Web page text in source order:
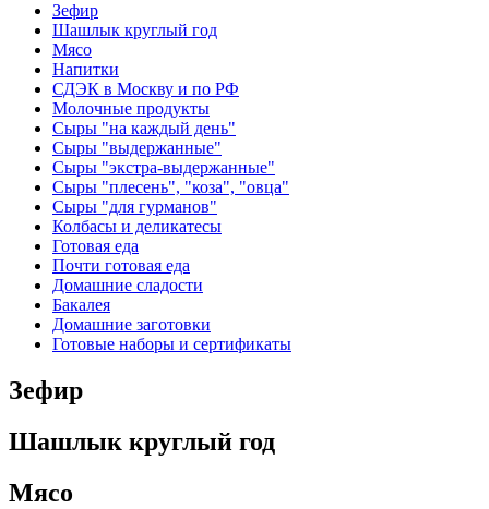
Зефир
Шашлык круглый год
Мясо
Напитки
СДЭК в Москву и по РФ
Молочные продукты
Сыры "на каждый день"
Сыры "выдержанные"
Сыры "экстра-выдержанные"
Сыры "плесень", "коза", "овца"
Сыры "для гурманов"
Колбасы и деликатесы
Готовая еда
Почти готовая еда
Домашние сладости
Бакалея
Домашние заготовки
Готовые наборы и сертификаты
Зефир
Шашлык круглый год
Мясо